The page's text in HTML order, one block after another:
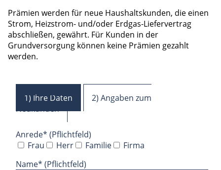
Prämien werden für neue Haushaltskunden, die einen
Strom, Heizstrom- und/oder Erdgas-Liefervertrag
abschließen, gewährt. Für Kunden in der
Grundversorgung können keine Prämien gezahlt
werden.
1) Ihre Daten
2) Angaben zum
Neukunden
Anrede* (Pflichtfeld)
Frau
Herr Familie
Firma
Name* (Pflichtfeld)